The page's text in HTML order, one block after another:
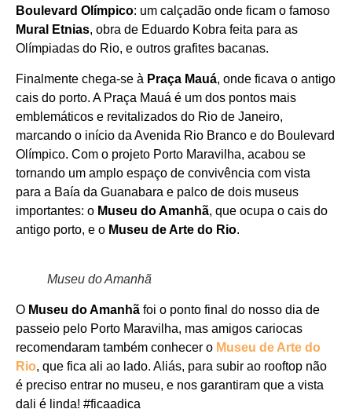
Boulevard Olímpico: um calçadão onde ficam o famoso
Mural Etnias, obra de Eduardo Kobra feita para as
Olímpiadas do Rio, e outros grafites bacanas.
Finalmente chega-se à Praça Mauá, onde ficava o antigo
cais do porto. A Praça Mauá é um dos pontos mais
emblemáticos e revitalizados do Rio de Janeiro,
marcando o início da Avenida Rio Branco e do Boulevard
Olímpico. Com o projeto Porto Maravilha, acabou se
tornando um amplo espaço de convivência com vista
para a Baía da Guanabara e palco de dois museus
importantes: o Museu do Amanhã, que ocupa o cais do
antigo porto, e o Museu de Arte do Rio.
Museu do Amanhã
O Museu do Amanhã foi o ponto final do nosso dia de
passeio pelo Porto Maravilha, mas amigos cariocas
recomendaram também conhecer o Museu de Arte do
Rio, que fica ali ao lado. Aliás, para subir ao rooftop não
é preciso entrar no museu, e nos garantiram que a vista
dali é linda! #ficaadica